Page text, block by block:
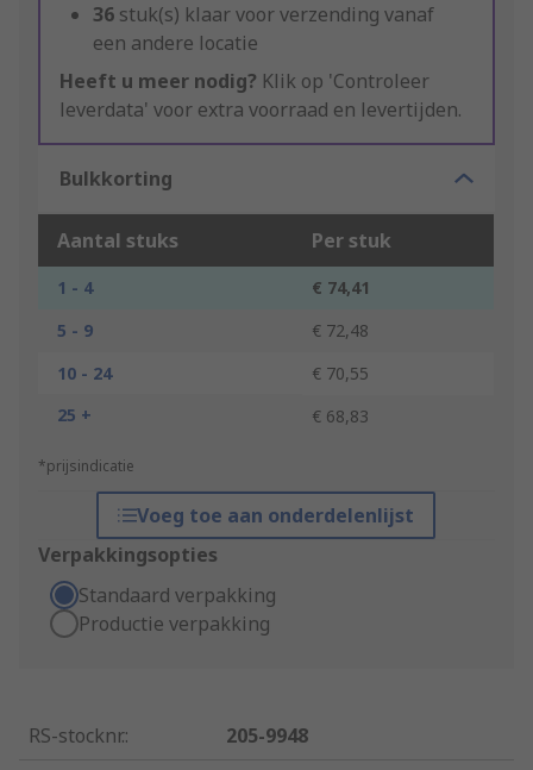
36 stuk(s) klaar voor verzending vanaf
een andere locatie
Heeft u meer nodig? Klik op 'Controleer
leverdata' voor extra voorraad en levertijden.
Bulkkorting
Aantal stuks Per stuk
1 - 4
€ 74,41
5 - 9
€ 72,48
10 - 24
€ 70,55
25 +
€ 68,83
*prijsindicatie
Voeg toe aan onderdelenlijst
Verpakkingsopties
Standaard verpakking
Productie verpakking
RS-stocknr.:
205-9948